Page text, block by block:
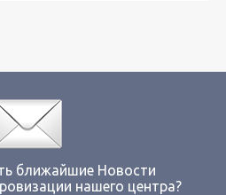
ближайшие Новости
нашего центра?